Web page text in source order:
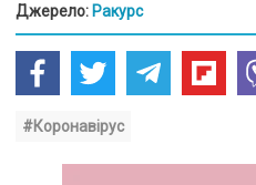
Джерело: Ракурс
#Коронавірус